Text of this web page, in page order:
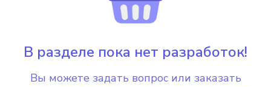
В разделе пока нет разработок!
Вы можете задать вопрос или заказать